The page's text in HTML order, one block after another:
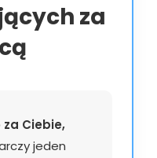
za
za Ciebie,
jeden